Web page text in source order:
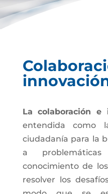
La colaboración e
entendida como
ciudadanía para la
a
conocimiento de
resolver los